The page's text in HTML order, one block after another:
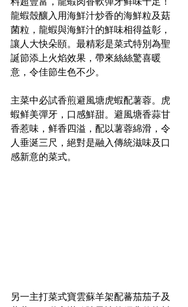
龍蝦殼釀入用海鮮汁炒香的海鮮粒及菇
菌粒，龍蝦與海鮮汁的鮮味相得益彰，
讓人大快朵頤。最精彩是菜式特別為聖
誕節添上火焰效果，帶來絲絲驚喜暖
意，令佳節生色不少。
主菜中必試香煎避風塘虎蝦配薯蓉。虎
蝦鲜美彈牙，口感鮮甜。避風塘香蒜甘
香惹味，鲜香四溢，配以薯蓉綿滑，令
人垂涎三尺，絕對是融入傳統滋味及口
感新意的菜式。
另一主打菜式寶雲蘇羊架配蕃茄茄子及